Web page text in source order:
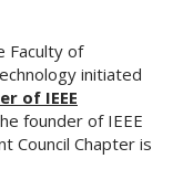
Faculty of
initiated
of IEEE
founder of IEEE
Council Chapter is